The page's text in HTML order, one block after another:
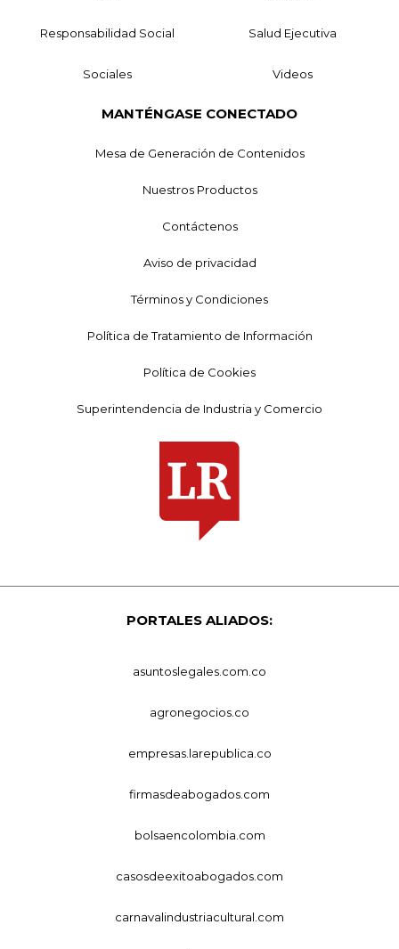
Responsabilidad Social Salud Ejecutiva
Sociales Videos
MANTÉNGASE CONECTADO
Mesa de Generación de Contenidos
Nuestros Productos
Contáctenos
Aviso de privacidad
Términos y Condiciones
Política de Tratamiento de Información
Política de Cookies
Superintendencia de Industria y Comercio
PORTALES ALIADOS:
asuntoslegales.com.co
agronegocios.co
empresas.larepublica.co
firmasdeabogados.com
bolsaencolombia.com
casosdeexitoabogados.com
carnavalindustriacultural.com